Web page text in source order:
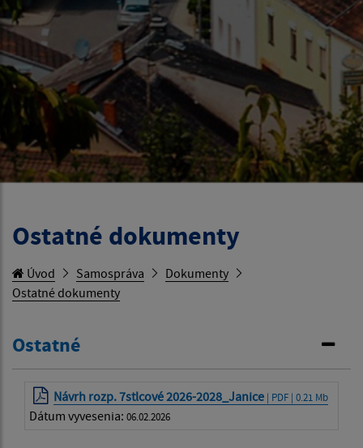
Ostatné dokumenty
Úvod Samospráva
Dokumenty
Ostatné dokumenty
Ostatné
Návrh rozp. 7stlcové 2026-2028_Janice | PDF | 0.21 Mb
Dátum vyvesenia: 06.02.2026